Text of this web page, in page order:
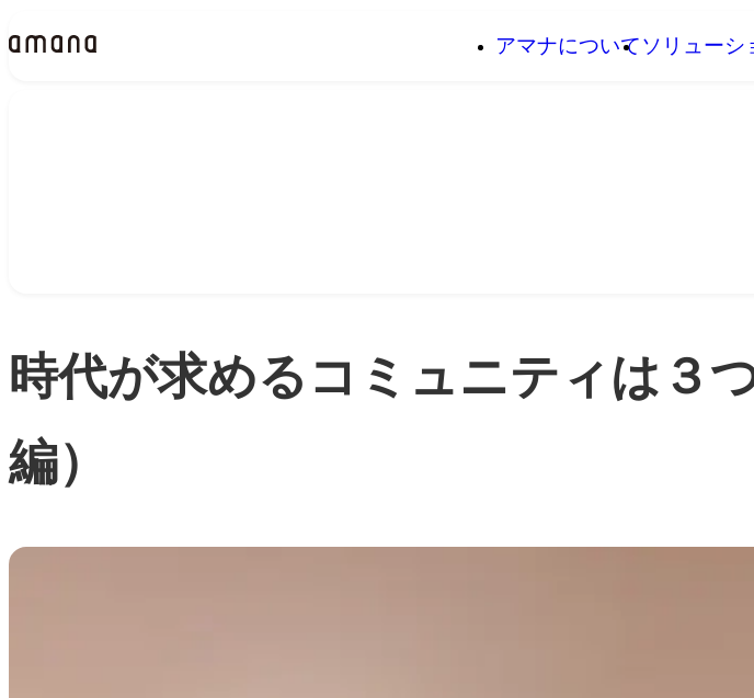
アマナについてソリューシ
時代が求めるコミュニティは３
編）